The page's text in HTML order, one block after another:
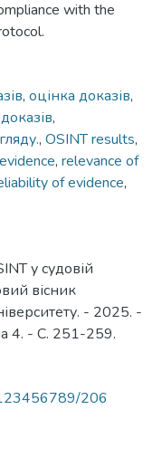
with the
, оцінка доказів,
,
, OSINT results,
, relevance of
of evidence,
у судовій
вісник
- 2025. -
4. - С. 251-259.
206